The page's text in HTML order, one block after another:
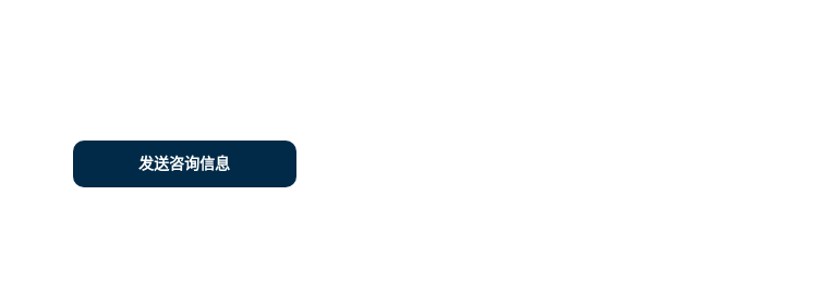
发送咨询信息